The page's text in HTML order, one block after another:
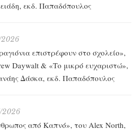
εκδ. Παπαδόπουλος
επιστρέφουν στο σχολείο»,
Daywalt & «Το μικρό ευχαριστώ»,
Δάσκα, εκδ. Παπαδόπουλος
2026
από Καπνό», του Alex North,